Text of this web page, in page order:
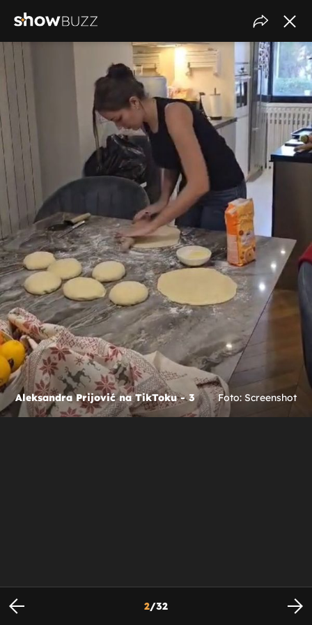
Aleksandra Prijović na TikToku - 3 Foto: Screenshot
2/32